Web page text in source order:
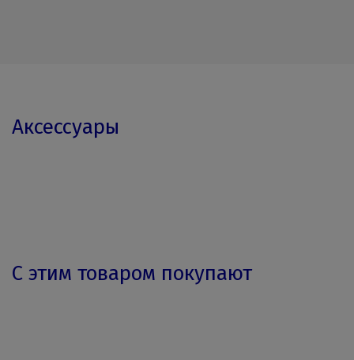
Аксессуары
С этим товаром покупают